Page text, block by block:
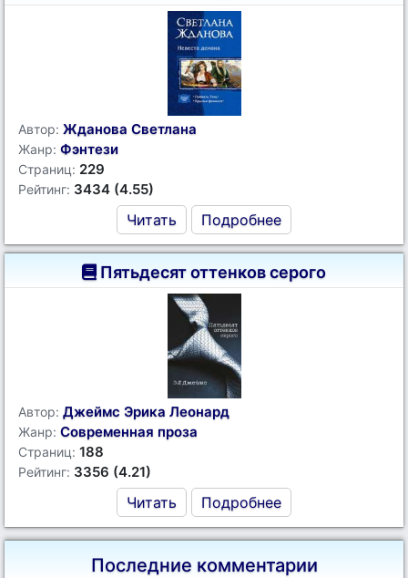
Автор: Жданова Светлана
Жанр: Фэнтези
Страниц: 229
Рейтинг: 3434 (4.55)
Читать Подробнее
Пятьдесят оттенков серого
Автор: Джеймс Эрика Леонард
Жанр: Современная проза
Страниц: 188
Рейтинг: 3356 (4.21)
Читать Подробнее
Последние комментарии